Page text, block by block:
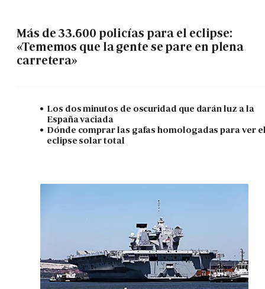
Más de 33.600 policías para el eclipse:
«Tememos que la gente se pare en plena
carretera»
Los dos minutos de oscuridad que darán luz a la
España vaciada
Dónde comprar las gafas homologadas para ver
eclipse solar total